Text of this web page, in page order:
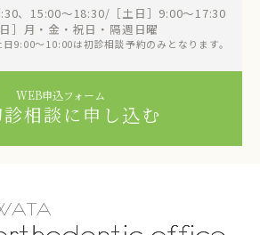
、15:00～18:30/［土日］9:00～17:30
日］月・金・祝日・隔週日曜
9:00～10:00は初診相談予約のみとなります。
WEB申込フォーム
相談に申し込む